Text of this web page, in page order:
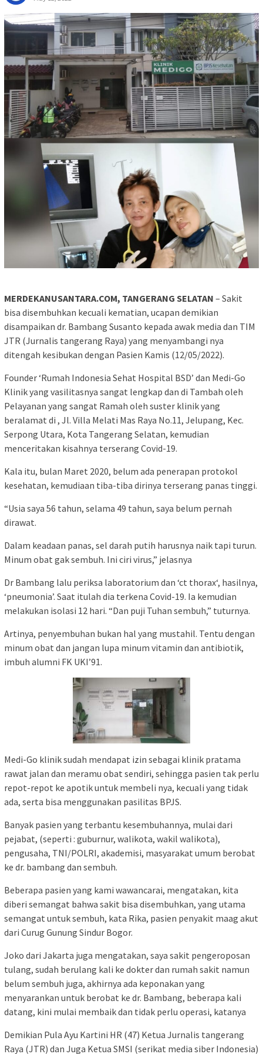
MERDEKANUSANTARA.COM, TANGERANG SELATAN – Sakit
bisa disembuhkan kecuali kematian, ucapan demikian
disampaikan dr. Bambang Susanto kepada awak media dan TIM
JTR (Jurnalis tangerang Raya) yang menyambangi nya
ditengah kesibukan dengan Pasien Kamis (12/05/2022).
Founder ‘Rumah Indonesia Sehat Hospital BSD’ dan Medi-Go
Klinik yang vasilitasnya sangat lengkap dan di Tambah oleh
Pelayanan yang sangat Ramah oleh suster klinik yang
beralamat di , Jl. Villa Melati Mas Raya No.11, Jelupang, Kec.
Serpong Utara, Kota Tangerang Selatan, kemudian
menceritakan kisahnya terserang Covid-19.
Kala itu, bulan Maret 2020, belum ada penerapan protokol
kesehatan, kemudiaan tiba-tiba dirinya terserang panas tinggi.
“Usia saya 56 tahun, selama 49 tahun, saya belum pernah
dirawat.
Dalam keadaan panas, sel darah putih harusnya naik tapi turun.
Minum obat gak sembuh. Ini ciri virus,” jelasnya
Dr Bambang lalu periksa laboratorium dan ‘ct thorax‘, hasilnya,
‘pneumonia’. Saat itulah dia terkena Covid-19. Ia kemudian
melakukan isolasi 12 hari. “Dan puji Tuhan sembuh,” tuturnya.
Artinya, penyembuhan bukan hal yang mustahil. Tentu dengan
minum obat dan jangan lupa minum vitamin dan antibiotik,
imbuh alumni FK UKI’91.
Medi-Go klinik sudah mendapat izin sebagai klinik pratama
rawat jalan dan meramu obat sendiri, sehingga pasien tak perlu
repot-repot ke apotik untuk membeli nya, kecuali yang tidak
ada, serta bisa menggunakan pasilitas BPJS.
Banyak pasien yang terbantu kesembuhannya, mulai dari
pejabat, (seperti : guburnur, walikota, wakil walikota),
pengusaha, TNI/POLRI, akademisi, masyarakat umum berobat
ke dr. bambang dan sembuh.
Beberapa pasien yang kami wawancarai, mengatakan, kita
diberi semangat bahwa sakit bisa disembuhkan, yang utama
semangat untuk sembuh, kata Rika, pasien penyakit maag akut
dari Curug Gunung Sindur Bogor.
Joko dari Jakarta juga mengatakan, saya sakit pengeroposan
tulang, sudah berulang kali ke dokter dan rumah sakit namun
belum sembuh juga, akhirnya ada keponakan yang
menyarankan untuk berobat ke dr. Bambang, beberapa kali
datang, kini mulai membaik dan tidak perlu operasi, katanya
Demikian Pula Ayu Kartini HR (47) Ketua Jurnalis tangerang
Raya (JTR) dan Juga Ketua SMSI (serikat media siber Indonesia)